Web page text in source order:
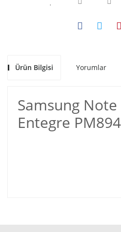
Ürün Bilgisi Yorumlar
Samsung Note
Entegre